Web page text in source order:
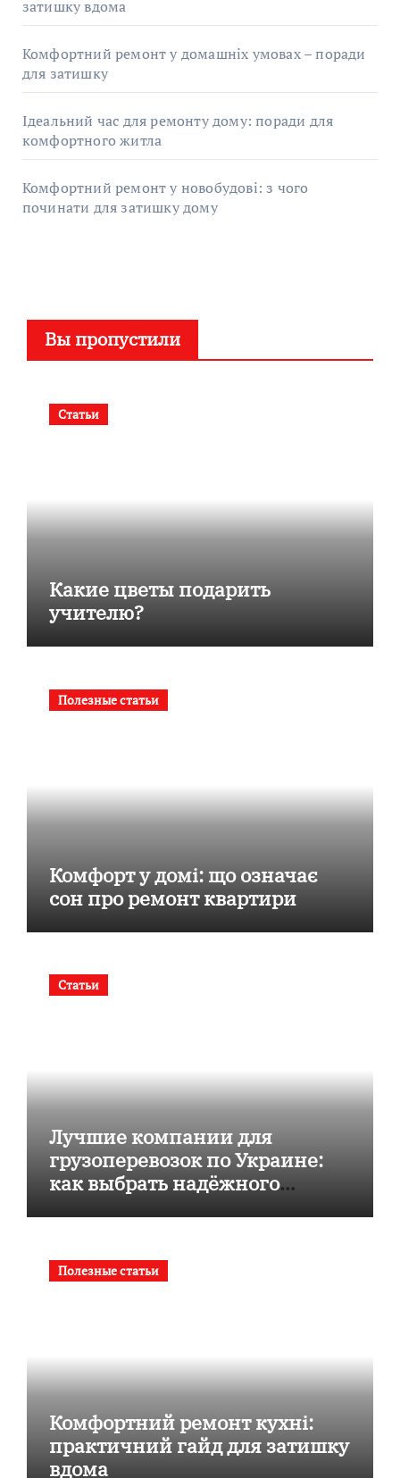
затишку вдома
Комфортний ремонт у домашніх умовах – поради
для затишку
Ідеальний час для ремонту дому: поради для
комфортного житла
Комфортний ремонт у новобудові: з чого
починати для затишку дому
Вы пропустили
Статьи
Какие цветы подарить
учителю?
Полезные статьи
Комфорт у домі: що означає
сон про ремонт квартири
Статьи
Лучшие компании для
грузоперевозок по Украине:
как выбрать надёжного
Полезные статьи
Комфортний ремонт кухні:
практичний гайд для затишку
вдома